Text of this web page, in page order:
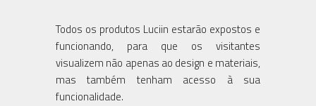
Todos os produtos Luciin estarão expostos e
funcionando, para que os visitantes
visualizem não apenas ao design e materiais,
mas também tenham acesso à sua
funcionalidade.